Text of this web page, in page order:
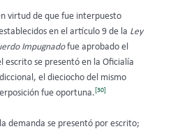
virtud de que fue interpuesto
en el artículo 9 de la Ley
Impugnadofue aprobado el
escrito se presentó en la Oficialía
el dieciocho del mismo
fue oportuna.[30]
demanda se presentó por escrito;